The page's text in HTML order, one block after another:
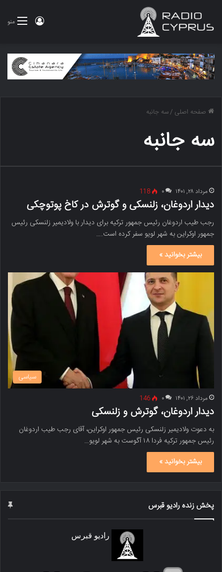
منو ورود
صفحه اصلی /سه جانبه
سه جانبه
مرداد ۲۸, ۱۴۰۱ ۰ 118
دیدار اردوغان، زلنسکی و گوترش در کاخ پوتوچکی
رجب طیب اردوغان رئیس جمهور ترکیه برای دیدار با ولادیمیر زلنسکی رئیس
جمهور اوکراین به شهر لویو سفر کرده است.…
بیشتر بخوانید »
سیاسی
مرداد ۲۶, ۱۴۰۱ ۰ 146
دیدار اردوغان، گوترش و زلنسکی
به دعوت ولادیمیر زلنسکی رئیس جمهور اوکراین، آقای رجب طیب اردوغان
رئیس جمهور ترکیه فردا ۱۸ آگوست به شهر لویو…
بیشتر بخوانید »
پخش زنده رادیو قبرس
رادیو قبرس